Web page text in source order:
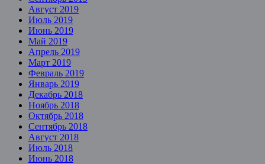
Август 2019
Июль 2019
Июнь 2019
Май 2019
Апрель 2019
Март 2019
Февраль 2019
Январь 2019
Декабрь 2018
Ноябрь 2018
Октябрь 2018
Сентябрь 2018
Август 2018
Июль 2018
Июнь 2018